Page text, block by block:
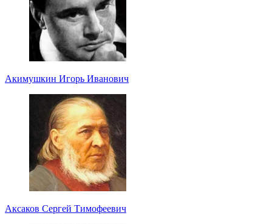
Акимушкин Игорь Иванович
Аксаков Сергей Тимофеевич